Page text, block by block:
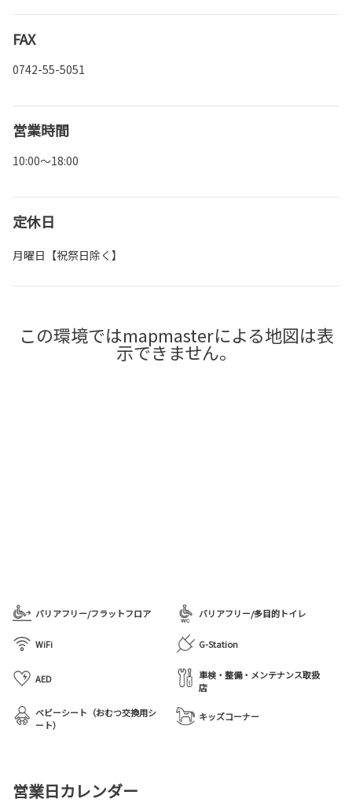
FAX
0742-55-5051
営業時間
10:00～18:00
定休日
月曜日【祝祭日除く】
バリアフリー/フラットフロア バリアフリー/多目的トイレ
WiFi G-Station
AED
車検・整備・メンテナンス取扱
店
ベビーシート（おむつ交換用シ
ート）
キッズコーナー
この環境ではmapmasterによる地図は表
示できません。
営業日カレンダー